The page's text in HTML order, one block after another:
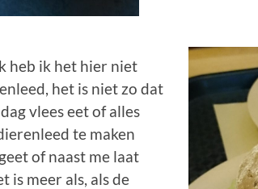
heb ik het hier niet
het is niet zo dat
vlees eet of alles
te maken
of naast me laat
is meer als, als de